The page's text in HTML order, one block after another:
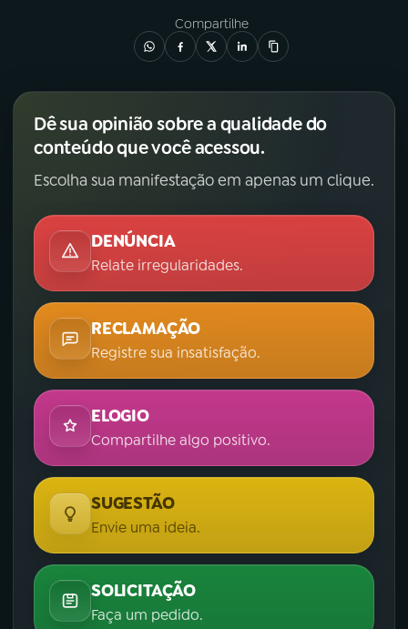
Compartilhe
Dê sua opinião sobre a qualidade do
conteúdo que você acessou.
Escolha sua manifestação em apenas um clique.
DENÚNCIA
Relate irregularidades.
RECLAMAÇÃO
Registre sua insatisfação.
ELOGIO
Compartilhe algo positivo.
SUGESTÃO
Envie uma ideia.
SOLICITAÇÃO
Faça um pedido.